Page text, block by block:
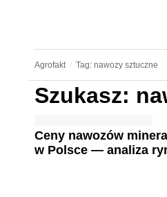
Agrofakt Tag: nawozy sztuczne
Szukasz:
Ceny nawozów
w Polsce — analiza